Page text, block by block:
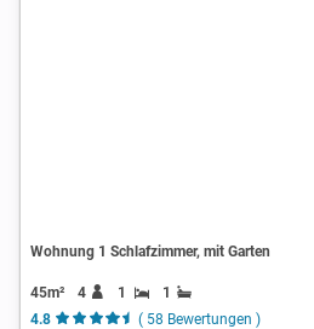
Wohnung 1 Schlafzimmer, mit Garten
45m² 4 1
1
4.8
( 58 Bewertungen )